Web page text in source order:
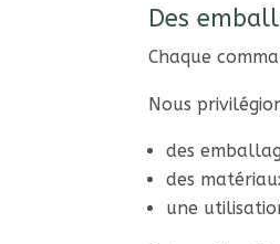
Des
Chaque
Nous
des
des
une